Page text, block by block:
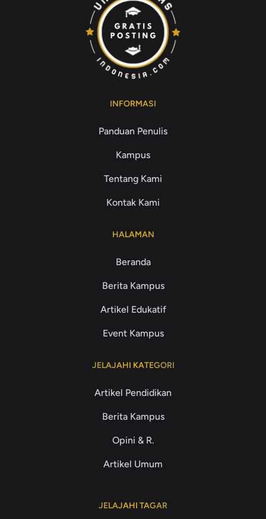
INFORMASI
Panduan Penulis
Kampus
Tentang Kami
Kontak Kami
HALAMAN
Beranda
Berita Kampus
Artikel Edukatif
Event Kampus
JELAJAHI KATEGORI
Artikel Pendidikan
Berita Kampus
Opini & R.
Artikel Umum
JELAJAHI TAGAR